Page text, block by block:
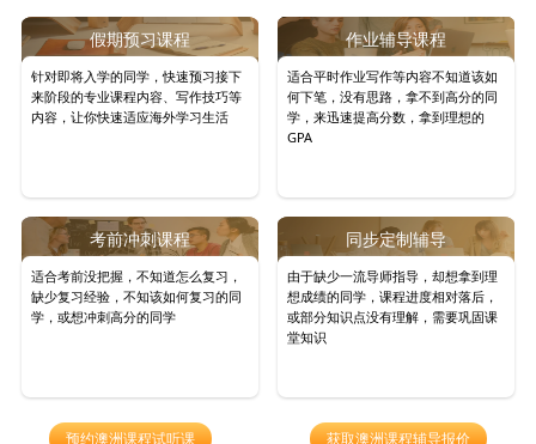
假期预习课程
针对即将入学的同学，快速预习接下
来阶段的专业课程内容、写作技巧等
内容，让你快速适应海外学习生活
作业辅导课程
适合平时作业写作等内容不知道该如
何下笔，没有思路，拿不到高分的同
学，来迅速提高分数，拿到理想的
GPA
考前冲刺课程
适合考前没把握，不知道怎么复习，
缺少复习经验，不知该如何复习的同
学，或想冲刺高分的同学
同步定制辅导
由于缺少一流导师指导，却想拿到理
想成绩的同学，课程进度相对落后，
或部分知识点没有理解，需要巩固课
堂知识
预约澳洲课程试听课 获取澳洲课程辅导报价